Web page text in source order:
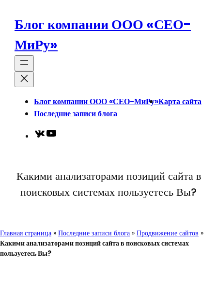
содержимому
Блог компании ООО «СЕО-
МиРу»
Блог компании ООО «СЕО-МиРу»Карта сайта
Последние записи блога
VK
Какими анализаторами позиций сайта в
поисковых системах пользуетесь Вы?
Главная страница » Последние записи блога » Продвижение сайтов »
Какими анализаторами позиций сайта в поисковых системах
пользуетесь Вы?